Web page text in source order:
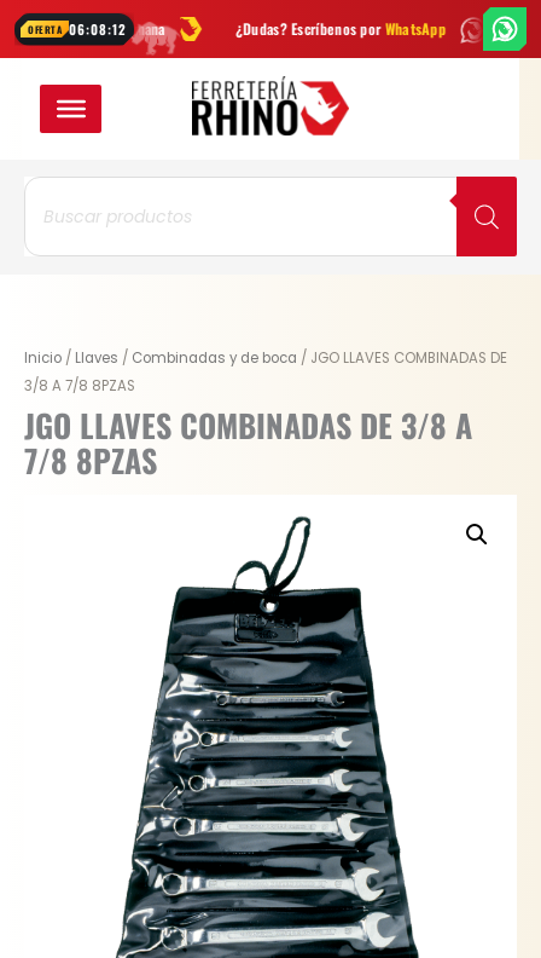
OFERTA 06:08:12
semana ¿Dudas? Escríbenos porWhatsApp EnvíoGRATISen
Búsqueda
productos
Inicio / Llaves / Combinadas y de boca / JGO LLAVES COMBINADAS DE
3/8 A 7/8 8PZAS
JGO LLAVES COMBINADAS DE 3/8 A
7/8 8PZAS
JGO
LLAVES
COMBINADAS
DE
3/8